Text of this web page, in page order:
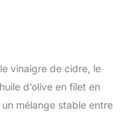
vinaigre de cidre, le
d’olive en filet en
un mélange stable entre